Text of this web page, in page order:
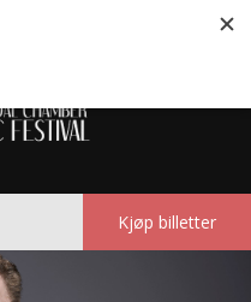
Kjøp billetter